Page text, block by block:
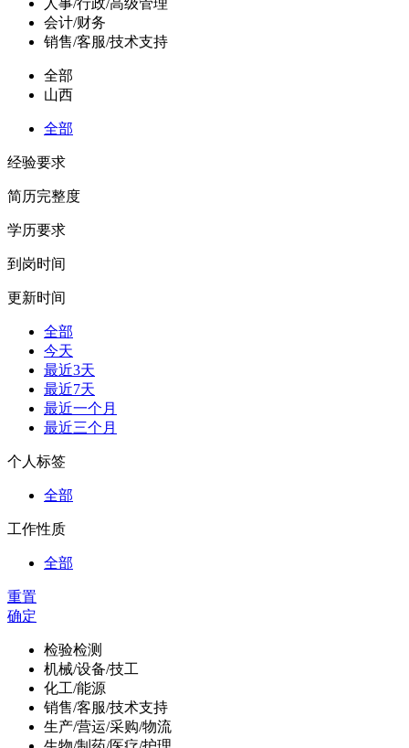
会计/财务
销售/客服/技术支持
全部
山西
全部
经验要求
简历完整度
学历要求
到岗时间
更新时间
全部
今天
最近3天
最近7天
最近一个月
最近三个月
个人标签
全部
工作性质
全部
重置
确定
检验检测
机械/设备/技工
化工/能源
销售/客服/技术支持
生产/营运/采购/物流